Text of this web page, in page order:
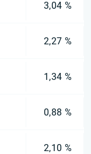
3,04 %
2,27 %
1,34 %
0,88 %
2,10 %